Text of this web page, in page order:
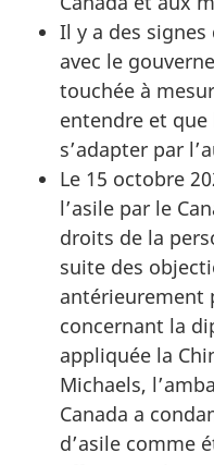
Il y a des
avec le
touchée à
entendre et que
s’adapter par
Le 15 octobre
l’asile par le
droits de la
suite des
antérieurement
concernant la
appliquée la
Michaels,
Canada a
d’asile comme